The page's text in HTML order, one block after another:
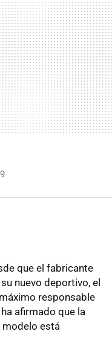
que el fabricante
nuevo deportivo, el
responsable
ha afirmado que la
modelo está